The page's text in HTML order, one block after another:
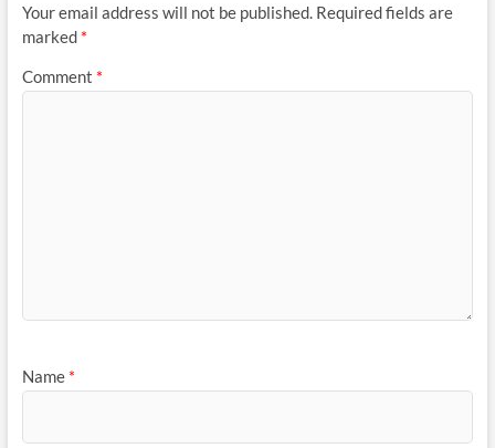
Your email address will not be published. Required fields are
marked *
Comment *
Name *